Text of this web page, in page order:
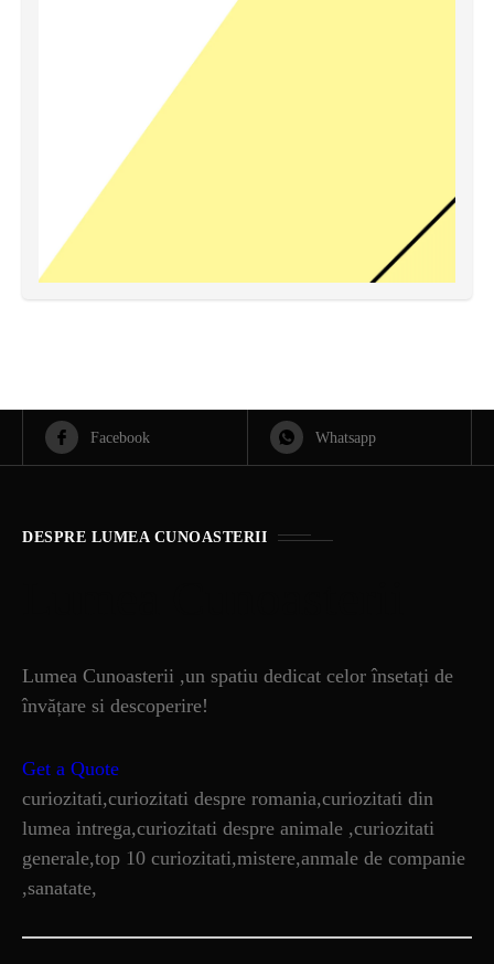
Facebook Whatsapp
DESPRE LUMEA CUNOASTERII
Lumea Cunoasterii ,un spatiu dedicat celor însetați de
învățare si descoperire!
Get a Quote
curiozitati,curiozitati despre romania,curiozitati din
lumea intrega,curiozitati despre animale ,curiozitati
generale,top 10 curiozitati,mistere,anmale de companie
,sanatate,